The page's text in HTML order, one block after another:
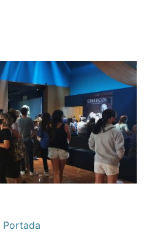
Portada